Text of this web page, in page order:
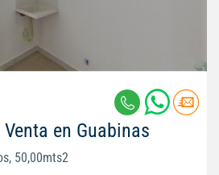
en Guabinas
50,00mts2